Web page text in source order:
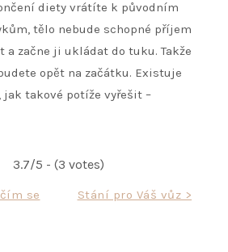
diety vrátíte k původním
tělo nebude schopné příjem
a začne ji ukládat do tuku. Takže
opět na začátku. Existuje
jak takové potíže vyřešit –
3.7/5 - (3 votes)
se
Stání pro Váš vůz >